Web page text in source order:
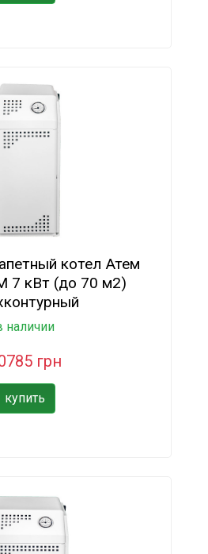
котел Атем
7 кВт (до 70 м2)
наличии
грн
купить